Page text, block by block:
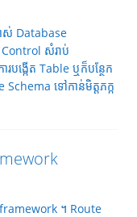
ាស់ Database
សំរាប់
ង្កើត Table ឬក៏បន្ថែក
ទៅកាន់មិត្តភក្ក
framework ។ Route